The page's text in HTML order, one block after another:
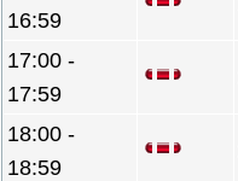
16:59
17:00 -
17:59
18:00 -
18:59